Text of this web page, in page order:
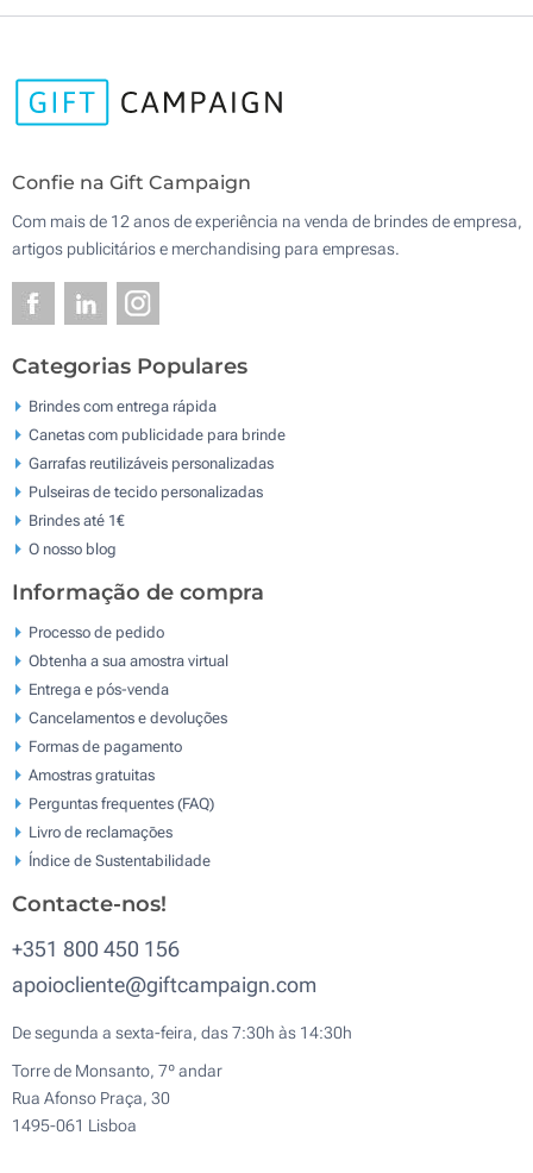
Confie na Gift Campaign
Com mais de 12 anos de experiência na venda de brindes de empresa,
artigos publicitários e merchandising para empresas.
Categorias Populares
Brindes com entrega rápida
Canetas com publicidade para brinde
Garrafas reutilizáveis personalizadas
Pulseiras de tecido personalizadas
Brindes até 1€
O nosso blog
Informação de compra
Processo de pedido
Obtenha a sua amostra virtual
Entrega e pós-venda
Cancelamentos e devoluções
Formas de pagamento
Amostras gratuitas
Perguntas frequentes (FAQ)
Livro de reclamaçōes
Índice de Sustentabilidade
Contacte-nos!
+351 800 450 156
apoiocliente@giftcampaign.com
De segunda a sexta-feira, das 7:30h às 14:30h
Torre de Monsanto, 7º andar
Rua Afonso Praça, 30
1495-061 Lisboa